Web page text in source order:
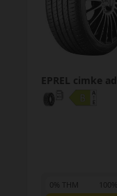
EPREL cimke
0% THM